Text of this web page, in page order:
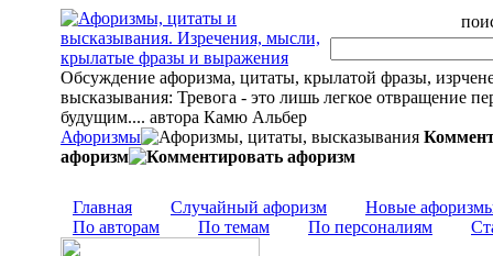
Обсуждение афоризма, цитаты, крылатой фразы,
высказывания: Тревога - это лишь легкое отвращение
будущим.... автора Камю Альбер
Афоризмы
афоризм
Главная Случайный афоризм
Новые
По авторам
По темам По персоналиям